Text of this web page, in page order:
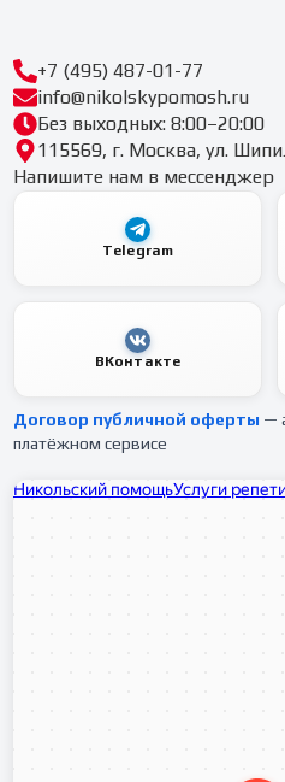
+7 (495) 487-01-77
info@nikolskypomosh.ru
Без выходных: 8:00–20:00
115569, г. Москва, ул.
Напишите нам в мессенджер
Telegram
ВКонтакте
Договор публичной оферты —
платёжном сервисе